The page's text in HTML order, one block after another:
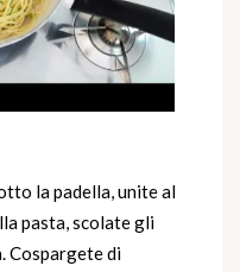
la padella, unite al
pasta, scolate gli
Cospargete di